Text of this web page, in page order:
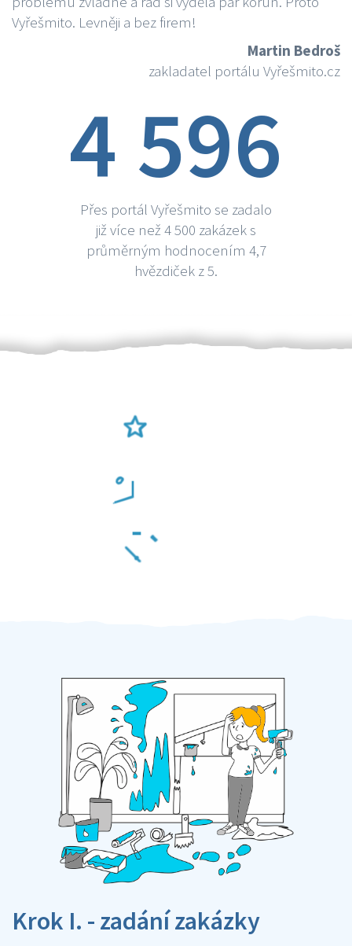
Vyřešmito. Levněji a bez firem!
Martin Bedroš
zakladatel portálu Vyřešmito.cz
4 596
Přes portál Vyřešmito se zadalo
již více než 4 500 zakázek s
průměrným hodnocením 4,7
hvězdiček z 5.
Krok I. - zadání zakázky